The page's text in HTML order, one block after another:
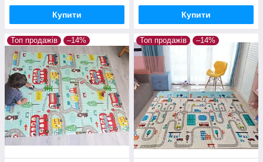
Купити Купити
Топ продажів –14% Топ продажів –14%